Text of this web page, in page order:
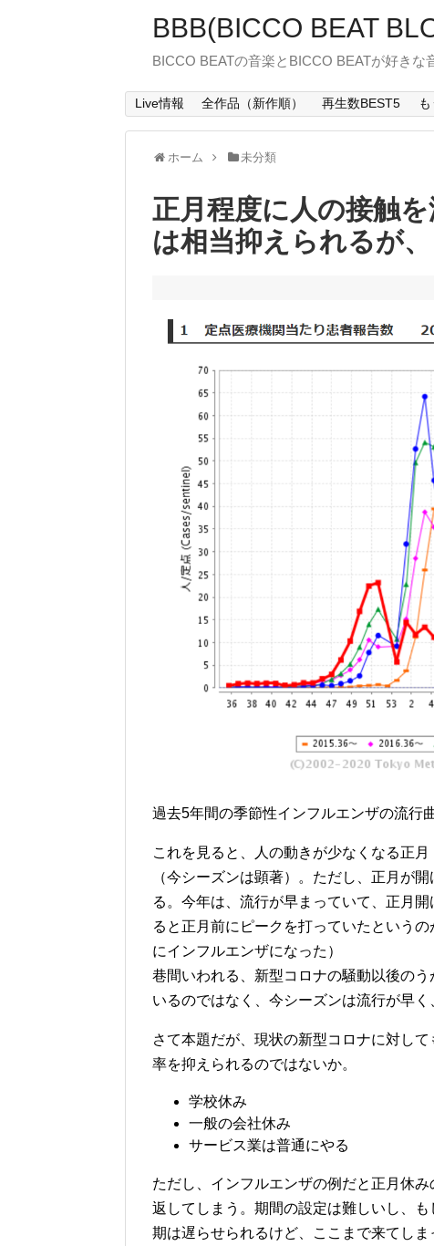
BBB(BICCO BEAT
BICCO BEATの音楽とBICCO BEATが好きな
Live情報 全作品（新作順） 再生数BEST5
ホーム 未分類
正月程度に人の接触
は相当抑えられるが
過去5年間の季節性インフルエンザの流行曲
これを見ると、人の動きが少なくなる正
（今シーズンは顕著）。ただし、正月が
る。今年は、流行が早まっていて、正月
ると正月前にピークを打っていたという
にインフルエンザになった）
巷間いわれる、新型コロナの騒動以後の
いるのではなく、今シーズンは流行が早
さて本題だが、現状の新型コロナに対し
率を抑えられるのではないか。
学校休み
一般の会社休み
サービス業は普通にやる
ただし、インフルエンザの例だと正月休
返してしまう。期間の設定は難しいし、
期は遅らせられるけど、ここまで来てし